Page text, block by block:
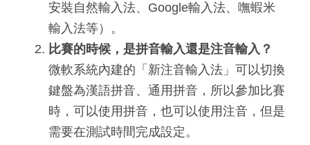
安裝自然輸入法、Google輸入法、嘸蝦米
輸入法等）。
比賽的時候，是拼音輸入還是注音輸入？
微軟系統內建的「新注音輸入法」可以切換
鍵盤為漢語拼音、通用拼音，所以參加比賽
時，可以使用拼音，也可以使用注音，但是
需要在測試時間完成設定。